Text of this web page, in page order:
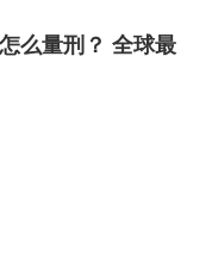
么量刑？ 全球最